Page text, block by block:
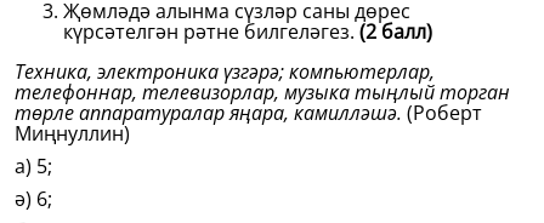
Җөмләдә алынма сүзләр саны дөрес
күрсәтелгән рәтне билгеләгез. (2 балл)
Техника, электроника үзгәрә; компьютерлар,
телефоннар, телевизорлар, музыка тыңлый торган
төрле аппаратуралар яңара, камилләшә. (Роберт
Миңнуллин)
а) 5;
ә) 6;